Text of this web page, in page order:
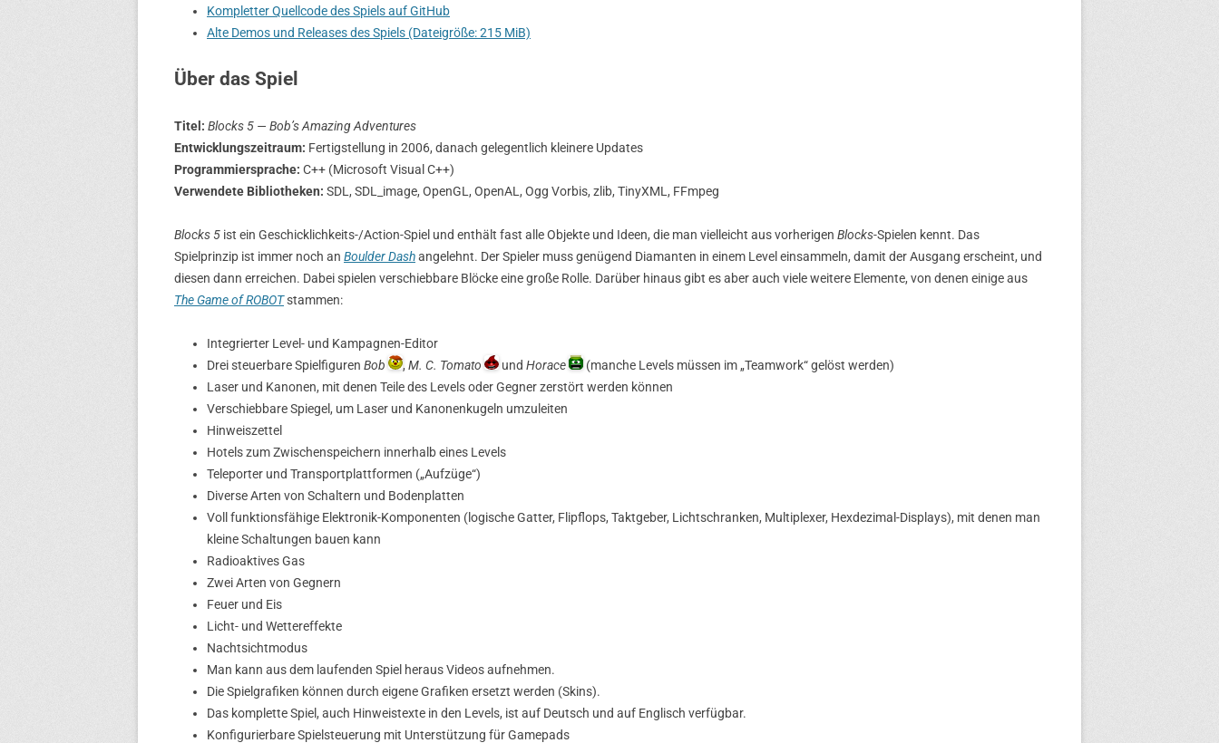
Kompletter Quellcode des Spiels auf GitHub
Alte Demos und Releases des Spiels (Dateigröße: 215 MiB)
Über das Spiel
Titel: Blocks 5 — Bob’s Amazing Adventures
Entwicklungszeitraum: Fertigstellung in 2006, danach gelegentlich kleinere Updates
Programmiersprache: C++ (Microsoft Visual C++)
Verwendete Bibliotheken: SDL, SDL_image, OpenGL, OpenAL, Ogg Vorbis, zlib, TinyXML, FFmpeg
Blocks 5 ist ein Geschicklichkeits-/Action-Spiel und enthält fast alle Objekte und Ideen, die man vielleicht aus vorherigen Blocks-Spielen kennt. Das
Spielprinzip ist immer noch an Boulder Dashangelehnt. Der Spieler muss genügend Diamanten in einem Level einsammeln, damit der Ausgang erscheint, und
diesen dann erreichen. Dabei spielen verschiebbare Blöcke eine große Rolle. Darüber hinaus gibt es aber auch viele weitere Elemente, von denen einige aus
The Game of ROBOTstammen:
Integrierter Level- und Kampagnen-Editor
Drei steuerbare Spielfiguren Bob , M. C. Tomato und Horace
(manche Levels müssen im „Teamwork“ gelöst werden)
Laser und Kanonen, mit denen Teile des Levels oder Gegner zerstört werden können
Verschiebbare Spiegel, um Laser und Kanonenkugeln umzuleiten
Hinweiszettel
Hotels zum Zwischenspeichern innerhalb eines Levels
Teleporter und Transportplattformen („Aufzüge“)
Diverse Arten von Schaltern und Bodenplatten
Voll funktionsfähige Elektronik-Komponenten (logische Gatter, Flipflops, Taktgeber, Lichtschranken, Multiplexer, Hexdezimal-Displays), mit denen man
kleine Schaltungen bauen kann
Radioaktives Gas
Zwei Arten von Gegnern
Feuer und Eis
Licht- und Wettereffekte
Nachtsichtmodus
Man kann aus dem laufenden Spiel heraus Videos aufnehmen.
Die Spielgrafiken können durch eigene Grafiken ersetzt werden (Skins).
Das komplette Spiel, auch Hinweistexte in den Levels, ist auf Deutsch und auf Englisch verfügbar.
Konfigurierbare Spielsteuerung mit Unterstützung für Gamepads